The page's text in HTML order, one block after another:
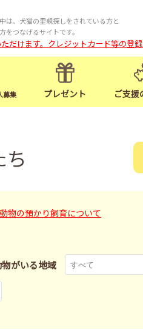
は、犬猫の里親探しをされている方と
をつなげるサイトです。
だけます。クレジットカード等の登
募集 プレゼント ご支援
物の預かり飼育について
がいる地域